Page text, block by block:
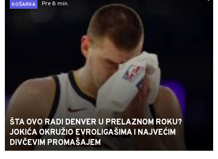
KOŠARKA
Pre 8 min
ŠTA OVO RADI DENVER U PRELAZNOM ROKU?
JOKIĆA OKRUŽIO EVROLIGAŠIMA I NAJVEĆIM
DIVČEVIM PROMAŠAJEM